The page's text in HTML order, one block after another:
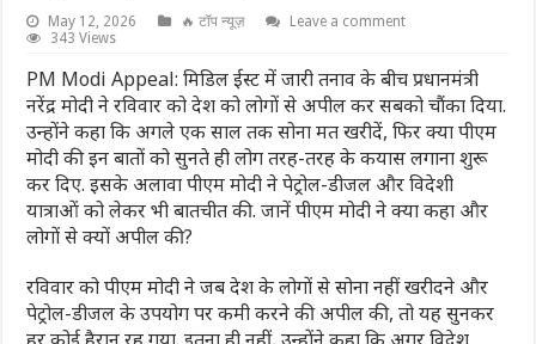
May 12, 2026 🔥 टॉप न्यूज़
Leave a comment
343 Views
PM Modi Appeal: मिडिल ईस्ट में जारी तनाव के बीच प्रधानमंत्री
नरेंद्र मोदी ने रविवार को देश को लोगों से अपील कर सबको चौंका दिया.
उन्होंने कहा कि अगले एक साल तक सोना मत खरीदें, फिर क्या पीएम
मोदी की इन बातों को सुनते ही लोग तरह-तरह के कयास लगाना शुरू
कर दिए. इसके अलावा पीएम मोदी ने पेट्रोल-डीजल और विदेशी
यात्राओं को लेकर भी बातचीत की. जानें पीएम मोदी ने क्या कहा और
लोगों से क्यों अपील की?
रविवार को पीएम मोदी ने जब देश के लोगों से सोना नहीं खरीदने और
पेट्रोल-डीजल के उपयोग पर कमी करने की अपील की, तो यह सुनकर